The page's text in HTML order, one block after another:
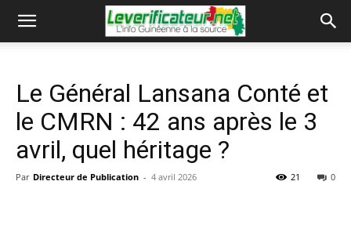
Le Général Lansana Conté et
le CMRN : 42 ans après le 3
avril, quel héritage ?
Par Directeur de Publication - 4 avril 2026 0
21